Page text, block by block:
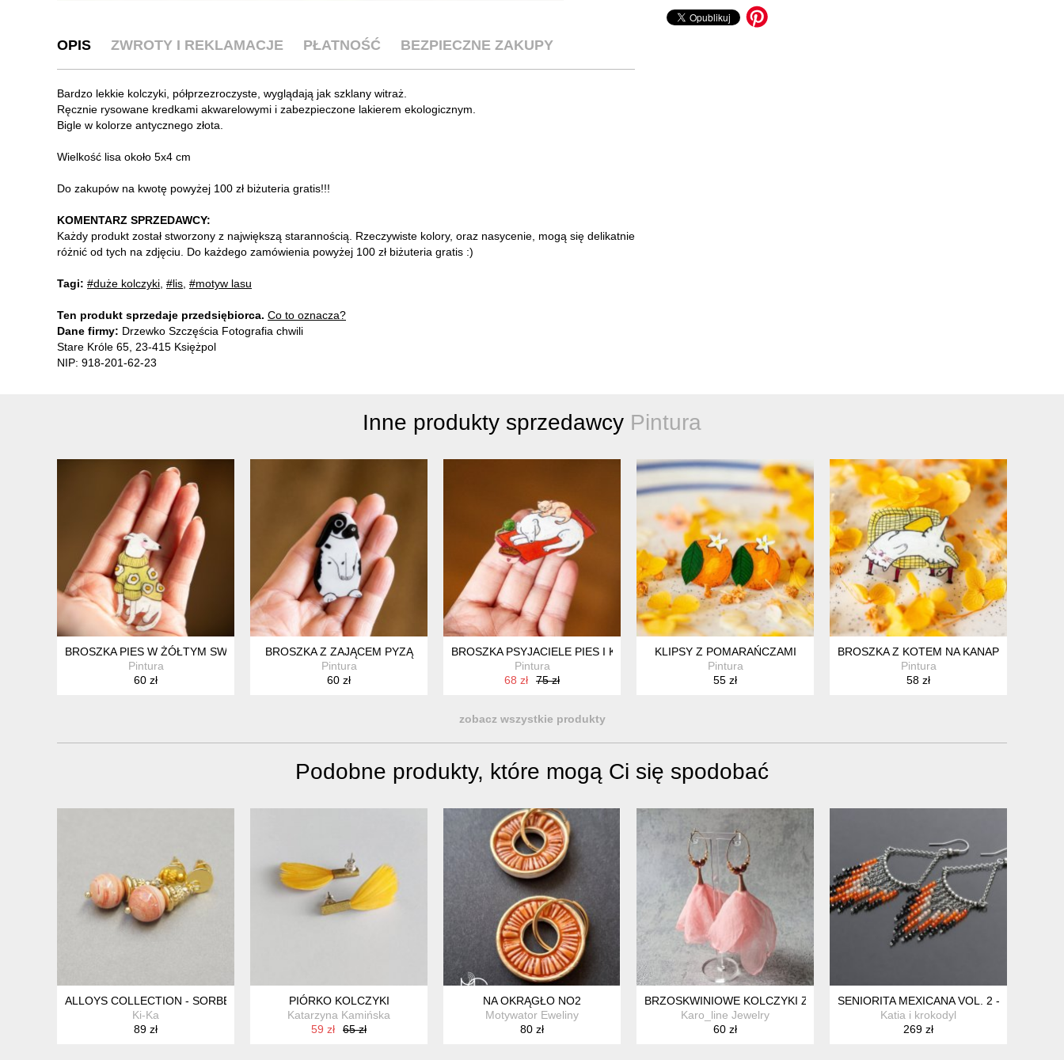
OPIS ZWROTY I REKLAMACJE PŁATNOŚĆ BEZPIECZNE ZAKUPY
Bardzo lekkie kolczyki, półprzezroczyste, wyglądają jak szklany witraż.
Ręcznie rysowane kredkami akwarelowymi i zabezpieczone lakierem ekologicznym.
Bigle w kolorze antycznego złota.
Wielkość lisa około 5x4 cm
Do zakupów na kwotę powyżej 100 zł biżuteria gratis!!!
KOMENTARZ SPRZEDAWCY:
Każdy produkt został stworzony z największą starannością. Rzeczywiste kolory, oraz nasycenie, mogą się delikatnie
różnić od tych na zdjęciu. Do każdego zamówienia powyżej 100 zł biżuteria gratis :)
Tagi: #duże kolczyki #lis #motyw lasu
Ten produkt sprzedaje przedsiębiorca. Co to oznacza?
Dane firmy: Drzewko Szczęścia Fotografia chwili
Stare Króle 65, 23-415 Księżpol
NIP: 918-201-62-23
Inne produkty sprzedawcy Pintura
BROSZKA PIES W ŻÓŁTYM SWETRZE W KWIATY
Pintura
60 zł
BROSZKA Z ZAJĄCEM PYZĄ
Pintura
60 zł
BROSZKA PSYJACIELE PIES I KOT
Pintura
68 zł
75 zł
KLIPSY Z POMARAŃCZAMI
Pintura
55 zł
BROSZKA Z KOTEM NA KANAPIE
Pintura
58 zł
zobacz wszystkie produkty
Podobne produkty, które mogą Ci się spodobać
ALLOYS COLLECTION - SORBET BRZOSKWINIOWY - KOLCZYKI /05.03.26/ - KOLCZYKI
Ki-Ka
89 zł
PIÓRKO KOLCZYKI
Katarzyna Kamińska
59 zł
65 zł
NA OKRĄGŁO NO2
Motywator Eweliny
80 zł
BRZOSKWINIOWE KOLCZYKI Z SZYFONOWYMI KWIATKAMI
Karo_line Jewelry
60 zł
SENIORITA MEXICANA VOL. 2 - KOLCZYKI
Katia i krokodyl
269 zł